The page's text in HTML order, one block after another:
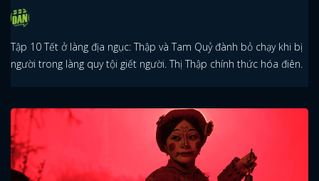
Tập 10 Tết ở làng địa ngục: Thập và Tam Quỷ đành bỏ chạy khi bị
người trong làng quy tội giết người. Thị Thập chính thức hóa điên.